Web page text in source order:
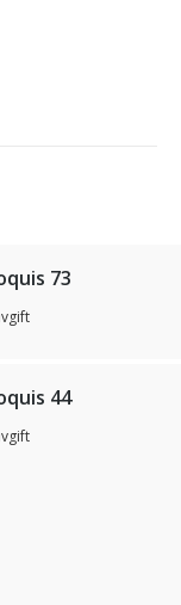
73
44